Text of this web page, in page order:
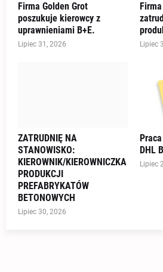
Firma Golden Grot
poszukuje kierowcy z
uprawnieniami B+E.
Lipiec 31, 2026 Lipiec
ZATRUDNIĘ NA
STANOWISKO:
KIEROWNIK/KIEROWNICZKA
PRODUKCJI
PREFABRYKATÓW
BETONOWYCH
Lipiec 30, 2026
DHL
Lipiec